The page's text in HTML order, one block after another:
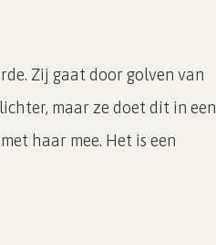
Zij gaat door golven van
maar ze doet dit in een
haar mee. Het is een